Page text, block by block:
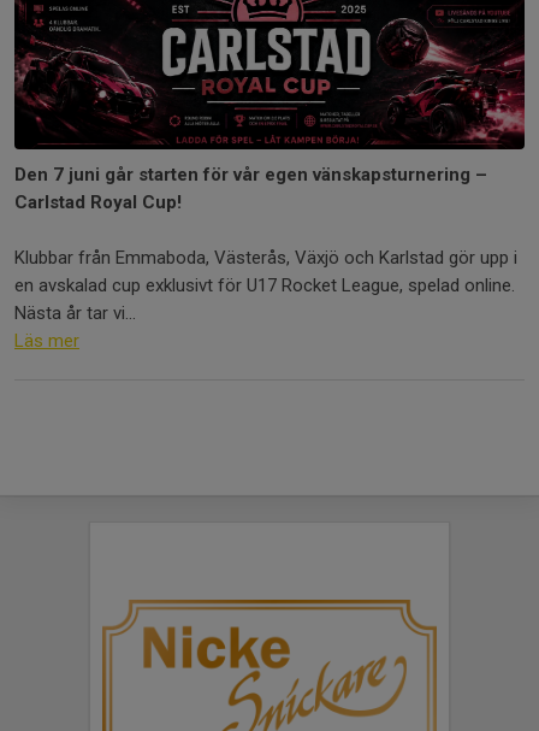
Den 7 juni går starten för vår egen vänskapsturnering –
Carlstad Royal Cup!
Klubbar från Emmaboda, Västerås, Växjö och Karlstad gör upp i
en avskalad cup exklusivt för U17 Rocket League, spelad online.
Nästa år tar vi...
Läs mer